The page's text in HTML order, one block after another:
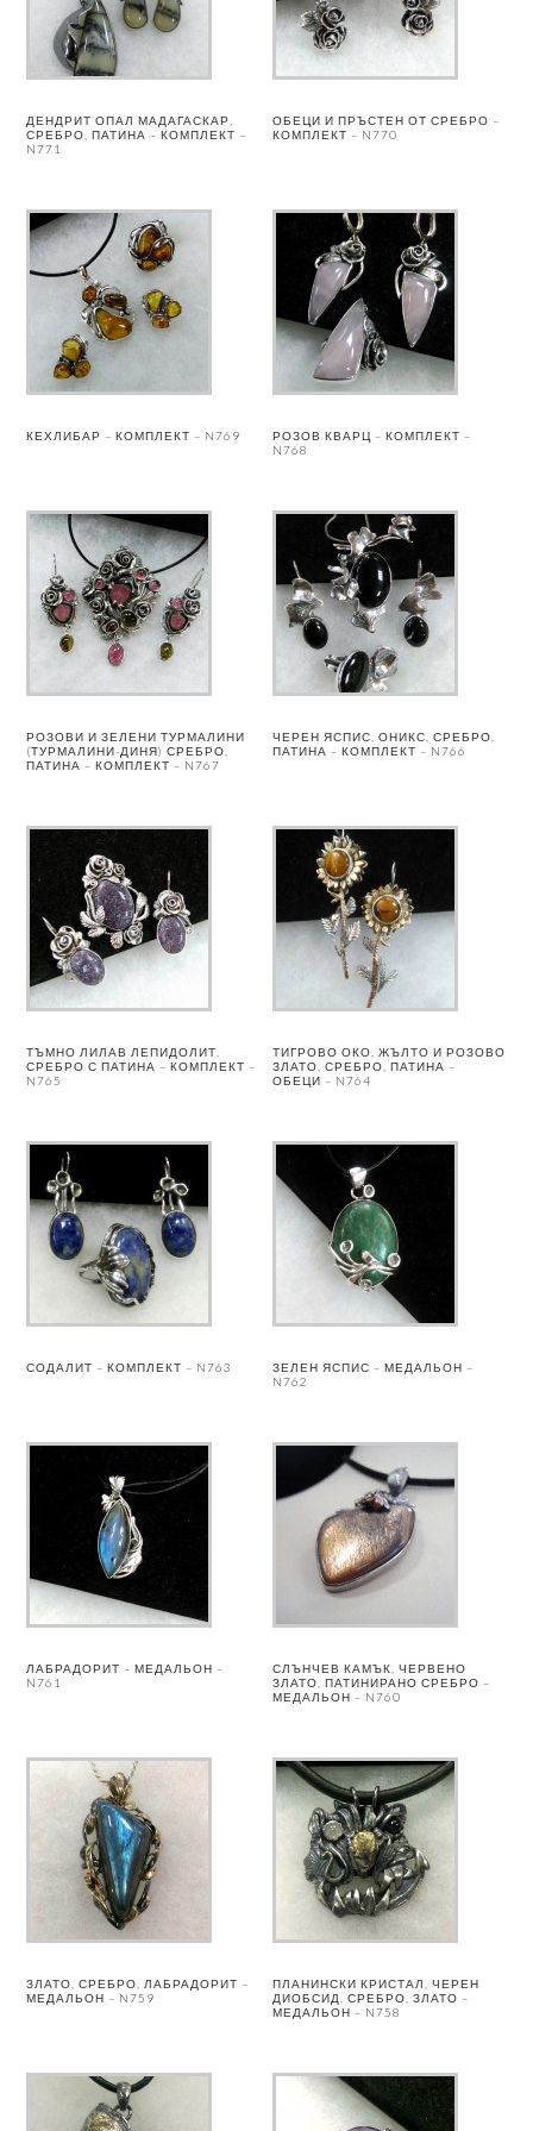
ДЕНДРИТ ОПАЛ МАДАГАСКАР,
СРЕБРО, ПАТИНА – КОМПЛЕКТ –
N771
ОБЕЦИ И ПРЪСТЕН ОТ СРЕБРО –
КОМПЛЕКТ – N770
КЕХЛИБАР – КОМПЛЕКТ – N769
РОЗОВ КВАРЦ – КОМПЛЕКТ –
N768
РОЗОВИ И ЗЕЛЕНИ ТУРМАЛИНИ
(ТУРМАЛИНИ-ДИНЯ) СРЕБРО,
ПАТИНА – КОМПЛЕКТ – N767
ЧЕРЕН ЯСПИС, ОНИКС, СРЕБРО,
ПАТИНА – КОМПЛЕКТ – N766
ТЪМНО ЛИЛАВ ЛЕПИДОЛИТ,
СРЕБРО С ПАТИНА – КОМПЛЕКТ –
N765
ТИГРОВО ОКО, ЖЪЛТО И РОЗОВО
ЗЛАТО, СРЕБРО, ПАТИНА –
ОБЕЦИ – N764
СОДАЛИТ – КОМПЛЕКТ – N763
ЗЕЛЕН ЯСПИС – МЕДАЛЬОН –
N762
ЛАБРАДОРИТ – МЕДАЛЬОН –
N761
СЛЪНЧЕВ КАМЪК, ЧЕРВЕНО
ЗЛАТО, ПАТИНИРАНО СРЕБРО –
МЕДАЛЬОН – N760
ЗЛАТО, СРЕБРО, ЛАБРАДОРИТ –
МЕДАЛЬОН – N759
ПЛАНИНСКИ КРИСТАЛ, ЧЕРЕН
ДИОБСИД, СРЕБРО, ЗЛАТО –
МЕДАЛЬОН – N758